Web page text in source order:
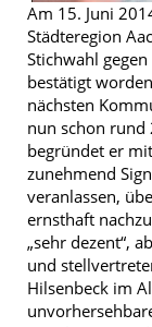
Am 15. Juni
Städteregion
Stichwahl
bestätigt
nächsten
nun schon rund
begründet er
zunehmend
veranlassen,
ernsthaft
„sehr dezent“,
und
Hilsenbeck im